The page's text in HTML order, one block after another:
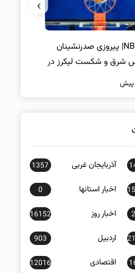
لیگ NBA| پیروزی صدرنشینان
شرق و شکست لیکرز در
›
آذربایجان غربی 1357
اخبار استانها 0
اخبار روز 16152
اردبیل 903
اقتصادی 12016